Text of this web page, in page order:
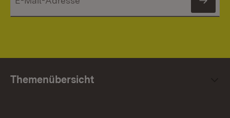
Themenübersicht